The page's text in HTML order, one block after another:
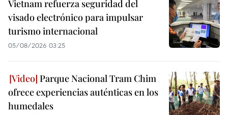
Vietnam refuerza seguridad del
visado electrónico para impulsar
turismo internacional
05/08/2026 03:25
Parque Nacional Tram Chim
ofrece experiencias auténticas en los
humedales